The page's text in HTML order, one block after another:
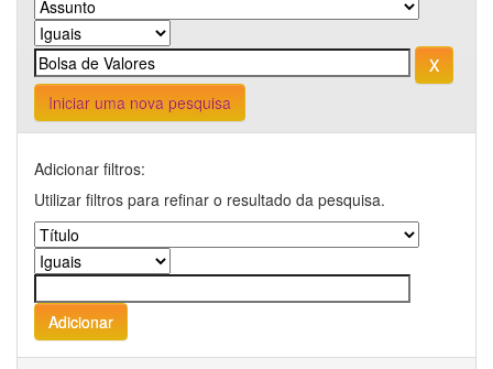
Iniciar uma nova pesquisa
Adicionar filtros:
Utilizar filtros para refinar o resultado da pesquisa.